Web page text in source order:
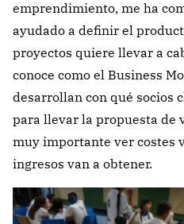
emprendimiento, me ha
ayudado a definir el
proyectos quiere llevar a
conoce como el Business
desarrollan con qué socios
para llevar la propuesta de
muy importante ver costes
ingresos van a obtener.